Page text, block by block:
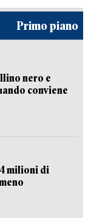
Primo piano
nero e
conviene
milioni di